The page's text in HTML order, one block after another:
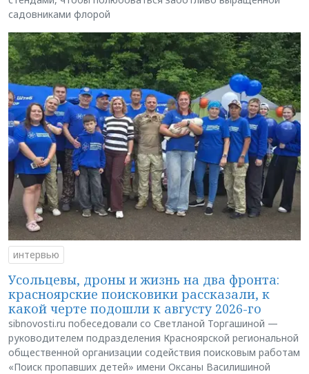
садовниками флорой
интервью
Усольцевы, дроны и жизнь на два фронта:
красноярские поисковики рассказали, к
какой черте подошли к августу 2026-го
sibnovosti.ru побеседовали со Светланой Торгашиной —
руководителем подразделения Красноярской региональной
общественной организации содействия поисковым работам
«Поиск пропавших детей» имени Оксаны Василишиной